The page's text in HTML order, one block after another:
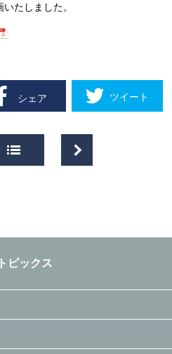
たしました。
シェア ツイート
ピックス